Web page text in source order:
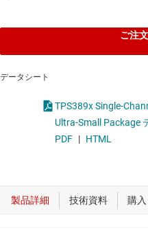
ご注
データシート
TPS389x Single-
Ultra-Small Package
PDF | HTML